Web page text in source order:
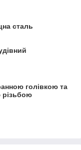
сталь
голівкою та
різьбою